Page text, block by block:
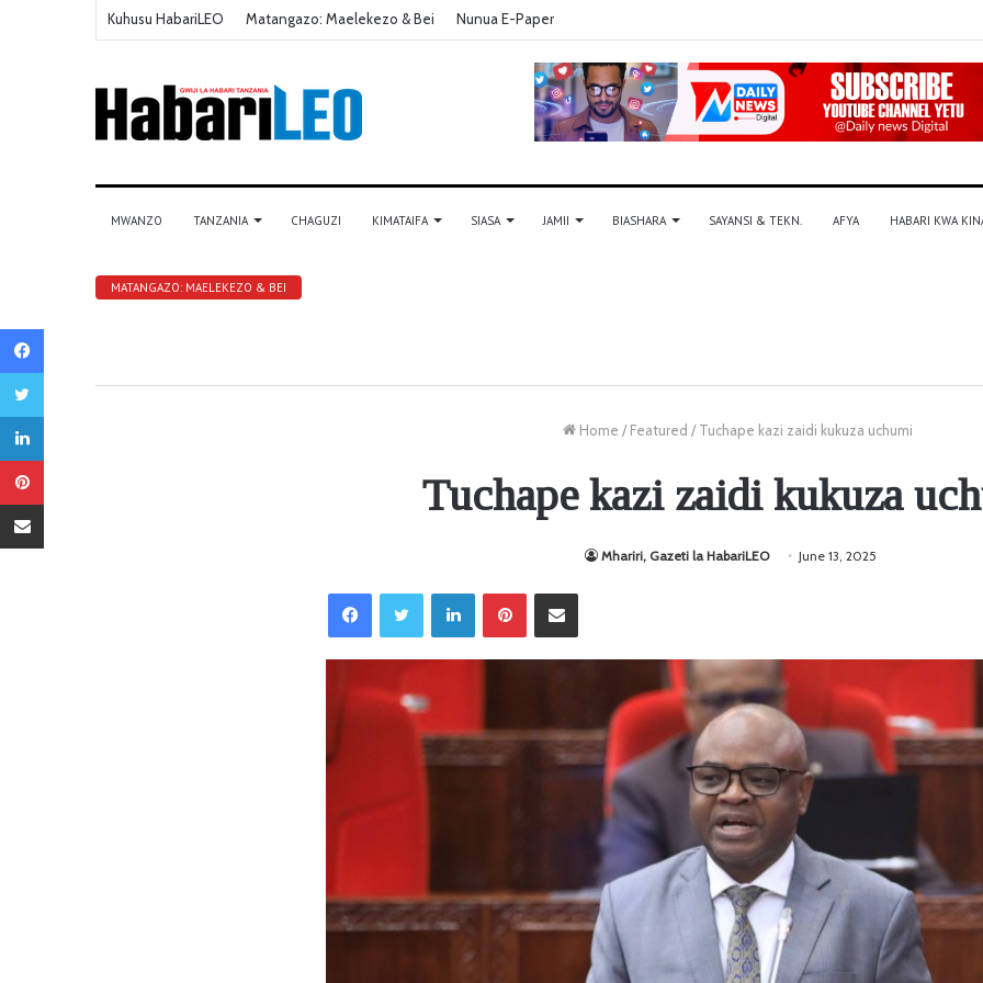
Kuhusu HabariLEO Matangazo: Maelekezo & Bei Nunua E-Paper
MWANZO TANZANIA CHAGUZI KIMATAIFA SIASA JAMII BIASHARA SAYANSI & TEKN. AFYA HABARI KWA
MATANGAZO: MAELEKEZO & BEI
Home / Featured / Tuchape kazi zaidi kukuza uchumi
Tuchape kazi zaidi kukuza
Mhariri, Gazeti la HabariLEO June 13, 2025
LinkedIn